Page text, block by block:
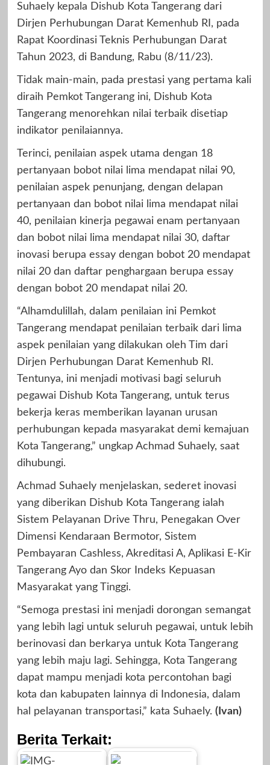
Suhaely kepala Dishub Kota Tangerang dari
Dirjen Perhubungan Darat Kemenhub RI, pada
Rapat Koordinasi Teknis Perhubungan Darat
Tahun 2023, di Bandung, Rabu (8/11/23).
Tidak main-main, pada prestasi yang pertama kali
diraih Pemkot Tangerang ini, Dishub Kota
Tangerang menorehkan nilai terbaik disetiap
indikator penilaiannya.
Terinci, penilaian aspek utama dengan 18
pertanyaan bobot nilai lima mendapat nilai 90,
penilaian aspek penunjang, dengan delapan
pertanyaan dan bobot nilai lima mendapat nilai
40, penilaian kinerja pegawai enam pertanyaan
dan bobot nilai lima mendapat nilai 30, daftar
inovasi berupa essay dengan bobot 20 mendapat
nilai 20 dan daftar penghargaan berupa essay
dengan bobot 20 mendapat nilai 20.
“Alhamdulillah, dalam penilaian ini Pemkot
Tangerang mendapat penilaian terbaik dari lima
aspek penilaian yang dilakukan oleh Tim dari
Dirjen Perhubungan Darat Kemenhub RI.
Tentunya, ini menjadi motivasi bagi seluruh
pegawai Dishub Kota Tangerang, untuk terus
bekerja keras memberikan layanan urusan
perhubungan kepada masyarakat demi kemajuan
Kota Tangerang,” ungkap Achmad Suhaely, saat
dihubungi.
Achmad Suhaely menjelaskan, sederet inovasi
yang diberikan Dishub Kota Tangerang ialah
Sistem Pelayanan Drive Thru, Penegakan Over
Dimensi Kendaraan Bermotor, Sistem
Pembayaran Cashless, Akreditasi A, Aplikasi E-Kir
Tangerang Ayo dan Skor Indeks Kepuasan
Masyarakat yang Tinggi.
“Semoga prestasi ini menjadi dorongan semangat
yang lebih lagi untuk seluruh pegawai, untuk lebih
berinovasi dan berkarya untuk Kota Tangerang
yang lebih maju lagi. Sehingga, Kota Tangerang
dapat mampu menjadi kota percontohan bagi
kota dan kabupaten lainnya di Indonesia, dalam
hal pelayanan transportasi,” kata Suhaely. (Ivan)
Berita Terkait: